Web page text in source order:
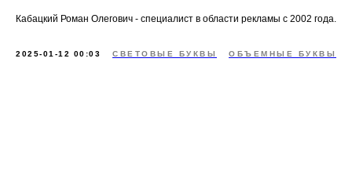
Кабацкий Роман Олегович - специалист в области рекламы с 2002 года.
2025-01-12 00:03 СВЕТОВЫЕ БУКВЫ ОБЪЕМНЫЕ БУКВЫ